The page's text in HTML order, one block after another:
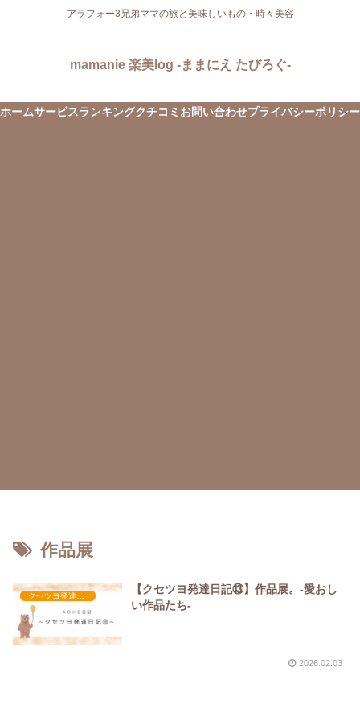
アラフォー3兄弟ママの旅と美味しいもの・時々美容
mamanie 楽美log -ままにえ たびろぐ-
ホームサービスランキングクチコミ お問い合わせプライバシーポリシー
作品展
クセツヨ発達日記
【クセツヨ発達日記⑬】作品展。-愛おし
い作品たち-
2026.02.03